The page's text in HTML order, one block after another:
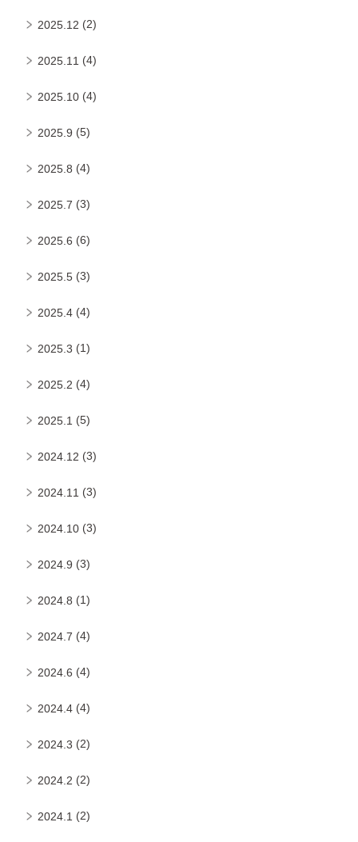
2025.12 (2)
2025.11 (4)
2025.10 (4)
2025.9 (5)
2025.8 (4)
2025.7 (3)
2025.6 (6)
2025.5 (3)
2025.4 (4)
2025.3 (1)
2025.2 (4)
2025.1 (5)
2024.12 (3)
2024.11 (3)
2024.10 (3)
2024.9 (3)
2024.8 (1)
2024.7 (4)
2024.6 (4)
2024.4 (4)
2024.3 (2)
2024.2 (2)
2024.1 (2)